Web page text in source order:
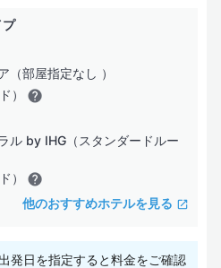
プ
（部屋指定なし ）
）
ル by IHG（スタンダードルー
）
他のおすすめホテルを見る
発日を指定すると料金をご確認